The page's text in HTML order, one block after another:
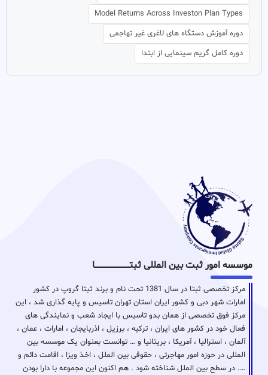
Model Returns Across Investon Plan Types
دوره آموزش دستگاه های لاغری غیر تهاجمی
دوره کامل گریم سینمایی از ابتدا
موسسه امور ثبت بین المللی ثبتـــــــــــــــــــــــــــــا
مرکز تخصصی ثبتا در سال 1381 تحت نام و برند ثبتا گروپ در کشور
امارات شهر دبی و کشور ایران استان تهران تاسیس و پایه گذاری شد ، این
مرکز فوق تخصصی از همان بدو تاسیس با ایجاد شعب و نمایندگی های
فعال خود در کشور های ایران ، ترکیه ، برزیل ، اذربایجان ، امارات ، عمان ،
آلمان ، استرالیا ، آمریکا ، بریتانیا و … توانست بعنوان یک موسسه بین
المللی در حوزه امور مهاجرتی ، حقوقی بین الملل ، اخذ ویزا ، اقامت دائم و
…. در سطح بین الملل شناخته شود . هم اکنون این مجموعه با دارا بودن